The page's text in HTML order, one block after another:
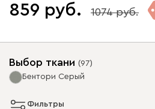
859 1074
Выбор ткани (97)
Бентори Серый
Фильтры